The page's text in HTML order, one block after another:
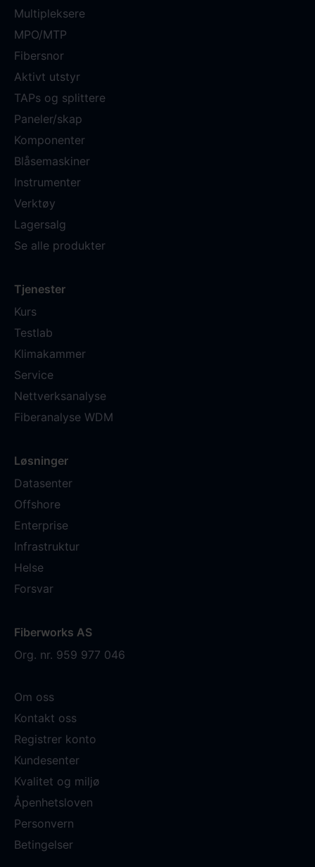
Multipleksere
MPO/MTP
Fibersnor
Aktivt utstyr
TAPs og splittere
Paneler/skap
Komponenter
Blåsemaskiner
Instrumenter
Verktøy
Lagersalg
Se alle produkter
Tjenester
Kurs
Testlab
Klimakammer
Service
Nettverksanalyse
Fiberanalyse WDM
Løsninger
Datasenter
Offshore
Enterprise
Infrastruktur
Helse
Forsvar
Fiberworks AS
Org. nr. 959 977 046
Om oss
Kontakt oss
Registrer konto
Kundesenter
Kvalitet og miljø
Åpenhetsloven
Personvern
Betingelser